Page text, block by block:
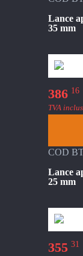
Lance
35 mm
386 16
TVA inclus
COD
Lance
25 mm
355 31